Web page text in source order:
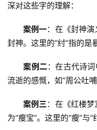
深对这些字的理解：
案例一：在《封神
封神。这里的“纣”指的是
案例二：在古代诗
流逝的感慨，如“周公吐哺
案例三 ：在《红楼
为“瘦宝”。这里的“瘦”与